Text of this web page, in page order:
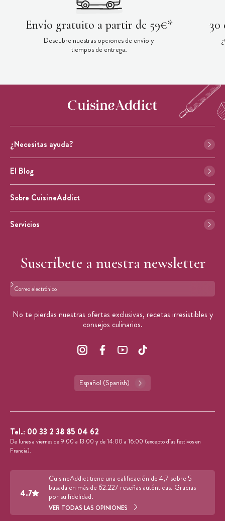
Envío gratuito a partir de 59€*
Descubre nuestras opciones de envío y
tiempos de entrega.
30
¿Necesitas ayuda?
El Blog
Sobre CuisineAddict
Servicios
Suscríbete a nuestra newsletter
Formato: dirección@email.com
No te pierdas nuestras ofertas exclusivas, recetas irresistibles y
consejos culinarios.
Español (Spanish)
Tel.: 00 33 2 38 85 04 62
De lunes a viernes de 9:00 a 13:00 y de 14:00 a 16:00 (excepto días festivos en
Francia).
4.7
CuisineAddict tiene una calificación de 4,7 sobre 5
basada en más de 62.227 reseñas auténticas. Gracias
por su fidelidad.
VER TODAS LAS OPINIONES